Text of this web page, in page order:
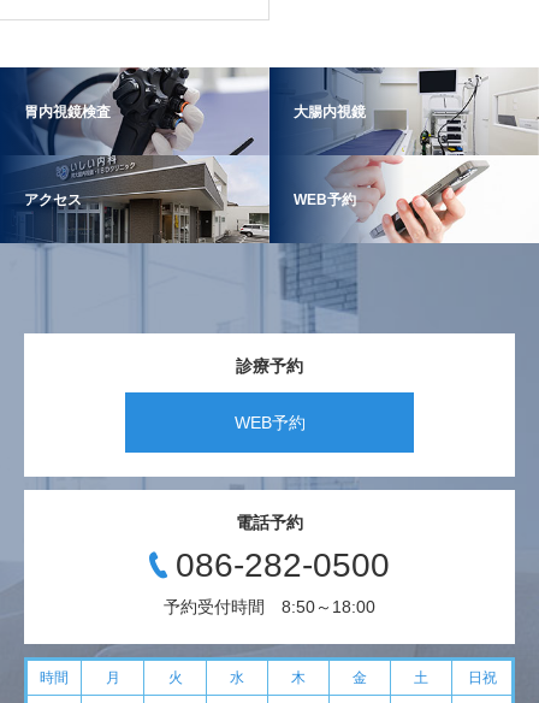
胃内視鏡検査 大腸内視鏡
アクセス WEB予約
診療予約
WEB予約
電話予約
086-282-0500
予約受付時間 8:50～18:00
時間 月 火 水 木 金 土 日祝